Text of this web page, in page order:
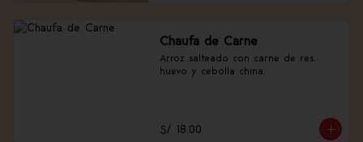
Chaufa de Carne
Arroz salteado con carne de res,
huevo y cebolla china.
S/ 18.00